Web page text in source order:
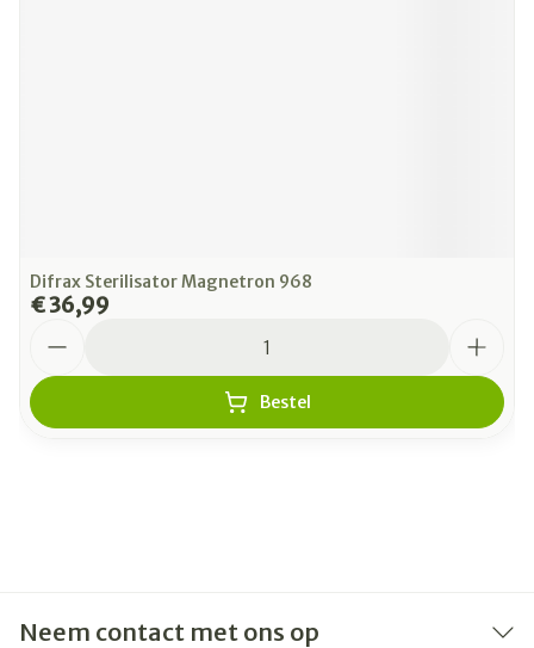
Difrax Sterilisator Magnetron 968
€ 36,99
Bestel
Neem contact met ons op